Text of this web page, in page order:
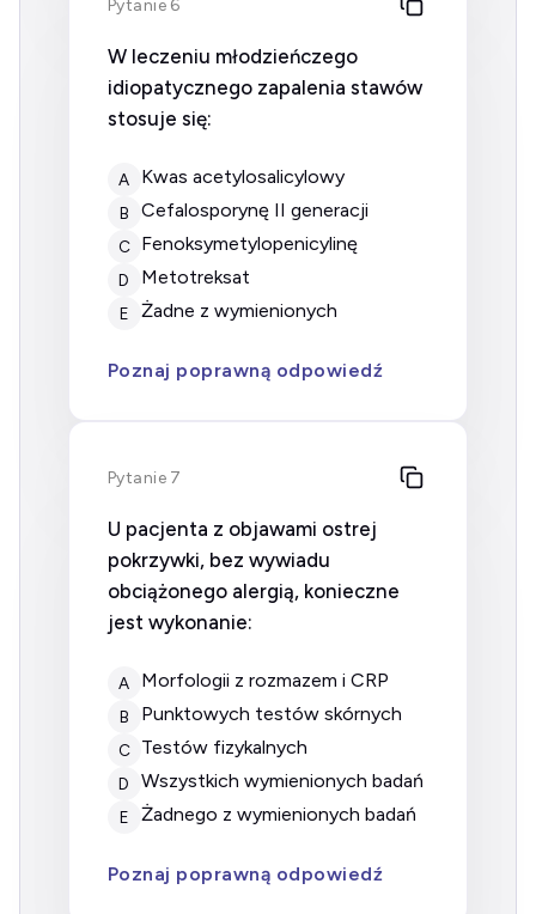
Pytanie 6
W leczeniu młodzieńczego
idiopatycznego zapalenia stawów
stosuje się:
A kwas acetylosalicylowy
B cefalosporynę II generacji
C fenoksymetylopenicylinę
D metotreksat
E żadne z wymienionych
Poznaj poprawną odpowiedź
Pytanie 7
U pacjenta z objawami ostrej
pokrzywki, bez wywiadu
obciążonego alergią, konieczne
jest wykonanie:
A morfologii z rozmazem i CRP
B punktowych testów skórnych
C testów fizykalnych
D wszystkich wymienionych badań
E żadnego z wymienionych badań
Poznaj poprawną odpowiedź